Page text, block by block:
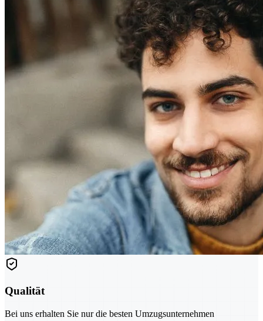
Qualität
Bei uns erhalten Sie nur die besten Umzugsunternehmen